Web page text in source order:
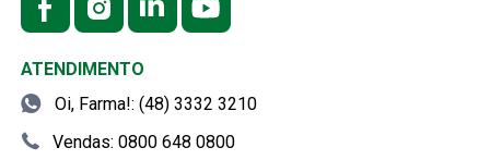
ATENDIMENTO
Oi, Farma!: (48) 3332 3210
Vendas: 0800 648 0800